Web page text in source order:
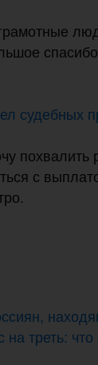
судебных
похвалить
с
на треть: